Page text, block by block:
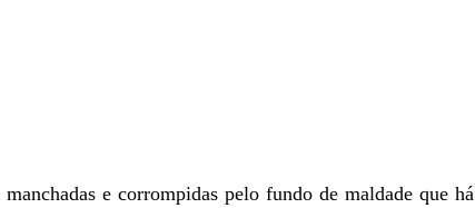
e corrompidas pelo fundo de maldade que há